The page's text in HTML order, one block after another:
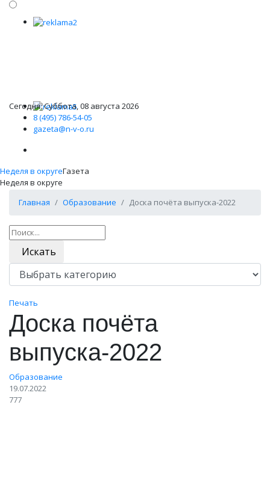
Сегодня: Суббота, 08 августа 2026
8 (495) 786-54-05
gazeta@n-v-o.ru
Неделя в округеГазета
Неделя в округе
Главная
Образование Доска почёта выпуска-2022
Искать
Печать
Доска почёта
выпуска-2022
Образование
19.07.2022
777